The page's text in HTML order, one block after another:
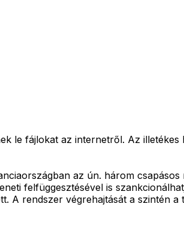
le fájlokat az internetről. Az illetékes
az ún. három csapásos
felfüggesztésével is
A rendszer végrehajtását a szintén a